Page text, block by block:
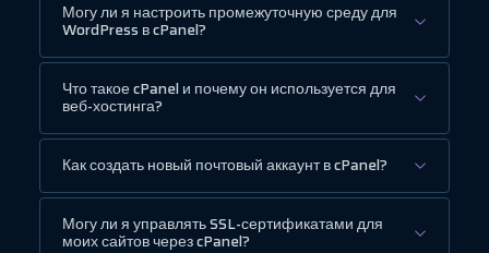
Могу ли я настроить промежуточную среду для
WordPress в cPanel?
Что такое cPanel и почему он используется для
веб-хостинга?
Как создать новый почтовый аккаунт в cPanel?
Могу ли я управлять SSL-сертификатами для
моих сайтов через cPanel?